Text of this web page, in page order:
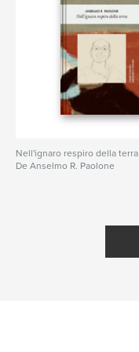
Nell'ignaro respiro della terra
De Anselmo R. Paolone